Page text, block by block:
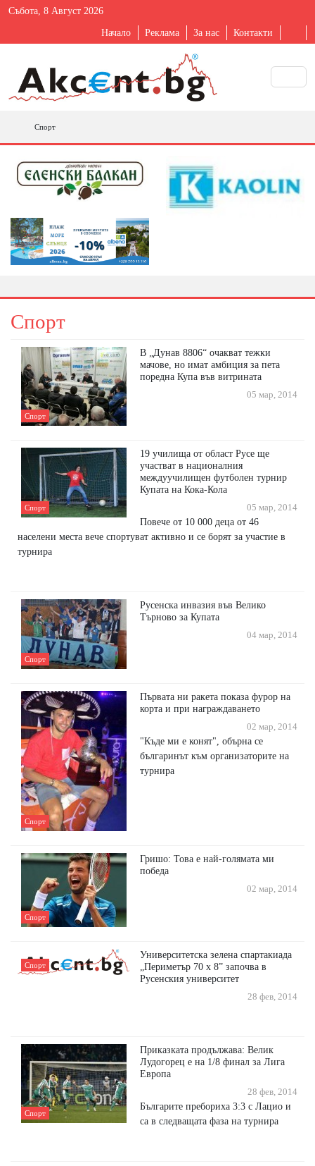
Събота, 8 Август 2026
Начало Реклама За нас Контакти
Спорт
Спорт
Спорт
В „Дунав 8806“ очакват тежки
мачове, но имат амбиция за пета
поредна Купа във витрината
05 мар, 2014
Спорт
19 училища от област Русе ще
участват в националния
междуучилищен футболен турнир
Купата на Кока-Кола
05 мар, 2014
Повече от 10 000 деца от 46
населени места вече спортуват активно и се борят за участие в
турнира
Спорт
Русенска инвазия във Велико
Търново за Купата
04 мар, 2014
Спорт
Първата ни ракета показа фурор на
корта и при награждаването
02 мар, 2014
"Къде ми е конят", обърна се
българинът към организаторите на
турнира
Спорт
Гришо: Това е най-голямата ми
победа
02 мар, 2014
Спорт
Университетска зелена спартакиада
„Периметър 70 х 8” започва в
Русенския университет
28 фев, 2014
Спорт
Приказката продължава: Велик
Лудогорец е на 1/8 финал за Лига
Европа
28 фев, 2014
Българите пребориха 3:3 с Лацио и
са в следващата фаза на турнира